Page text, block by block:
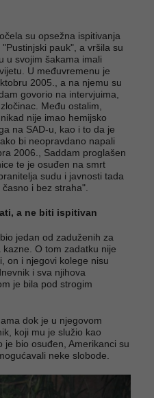
su opsežna ispitivanja
pauk", a vršila su
u svojim šakama imali
U međuvremenu je
2005., a na njemu su
govorio na intervjuima,
Među ostalim,
nije imao hemijsko
na SAD-u, kao i to da je
bi neopravdano napali
2006., Saddam proglašen
te je osuđen na smrt
sudu i javnosti tada
i bez straha".
a ne biti ispitivan
bio jedan od zaduženih za
O tom zadatku nije
on i njegovi kolege nisu
i sva njihova
je bila pod strogim
dok je u njegovom
koji mu je služio kao
je bio osuđen, Amerikanci su
neke slobode.